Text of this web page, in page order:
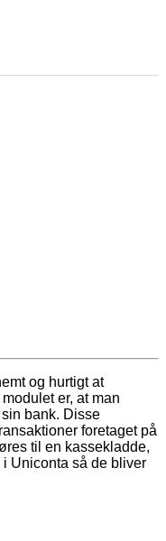
og hurtigt at
er, at man
bank. Disse
foretaget på
til en kassekladde,
Uniconta så de bliver